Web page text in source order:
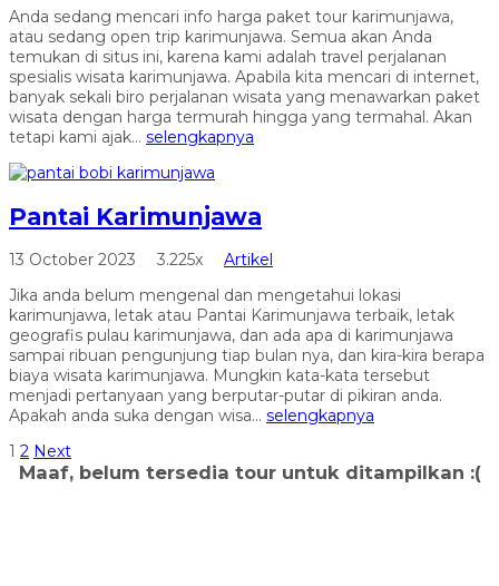
Anda sedang mencari info harga paket tour karimunjawa,
atau sedang open trip karimunjawa. Semua akan Anda
temukan di situs ini, karena kami adalah travel perjalanan
spesialis wisata karimunjawa. Apabila kita mencari di internet,
banyak sekali biro perjalanan wisata yang menawarkan paket
wisata dengan harga termurah hingga yang termahal. Akan
tetapi kami ajak... selengkapnya
Pantai Karimunjawa
13 October 2023 3.225x
Artikel
Jika anda belum mengenal dan mengetahui lokasi
karimunjawa, letak atau Pantai Karimunjawa terbaik, letak
geografis pulau karimunjawa, dan ada apa di karimunjawa
sampai ribuan pengunjung tiap bulan nya, dan kira-kira berapa
biaya wisata karimunjawa. Mungkin kata-kata tersebut
menjadi pertanyaan yang berputar-putar di pikiran anda.
Apakah anda suka dengan wisa... selengkapnya
1 2 Next
Maaf, belum tersedia tour untuk ditampilkan :(